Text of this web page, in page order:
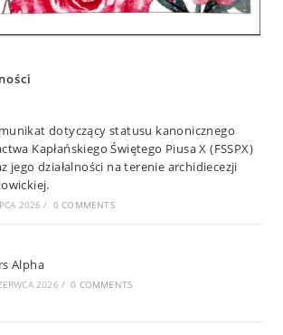
dotyczący statusu kanonicznego
Kapłańskiego Świętego Piusa X (FSSPX)
jego działalności na terenie archidiecezji
2026 / 0 COMMENTS
Alpha
2026 / 0 COMMENTS